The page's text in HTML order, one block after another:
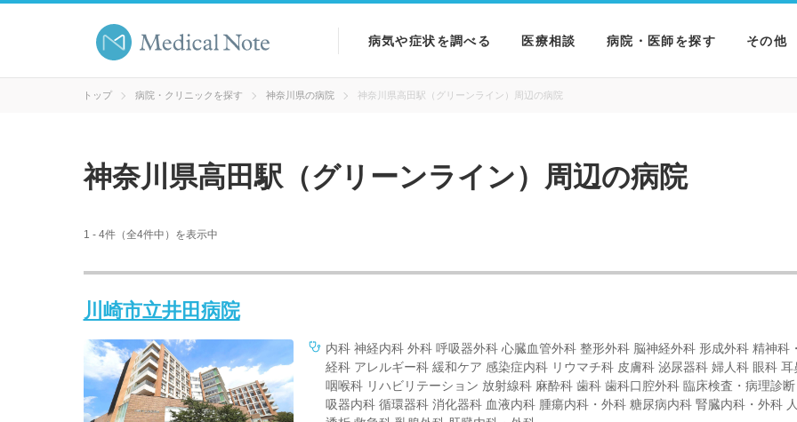
病気や症状を調べる
検査を調べる
医療相談 病院・医師を探す その他
トップ 病院・クリニックを探す 神奈川県の病院 神奈川県高田駅（グリーンライン）周辺の病院
神奈川県高田駅（グリーンライン）周辺の病院
1 - 4件（全4件中）を表示中
川崎市立井田病院
内科 神経内科 外科 呼吸器外科 心臓血管外科 整形外科 脳神経外科 形成外科 精神科
経科 アレルギー科 緩和ケア 感染症内科 リウマチ科 皮膚科 泌尿器科 婦人科 眼科 耳
咽喉科 リハビリテーション 放射線科 麻酔科 歯科 歯科口腔外科 臨床検査・病理診
吸器内科 循環器科 消化器科 血液内科 腫瘍内科・外科 糖尿病内科 腎臓内科・外科